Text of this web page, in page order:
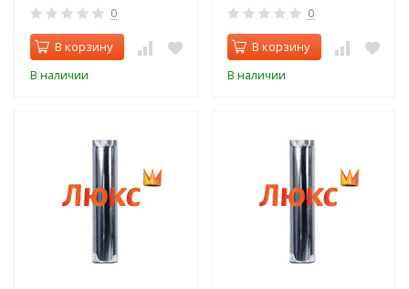
0
В корзину
В наличии
0
В корзину
В наличии